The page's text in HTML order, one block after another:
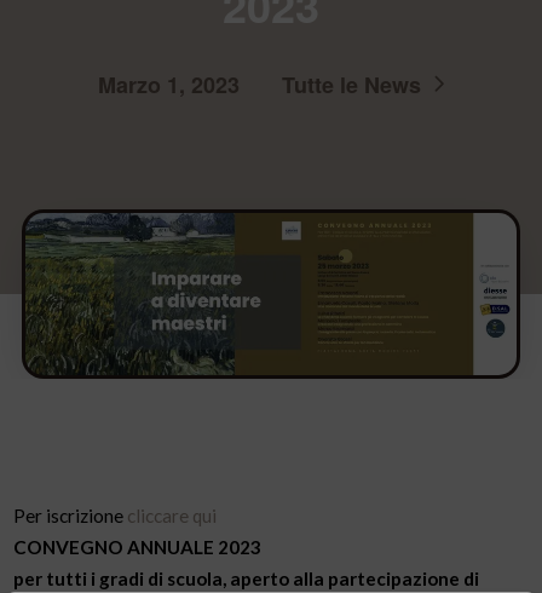
Marzo 1, 2023 Tutte le News
Per iscrizione cliccare qui
CONVEGNO ANNUALE 2023
per tutti i gradi di scuola, aperto alla partecipazione di